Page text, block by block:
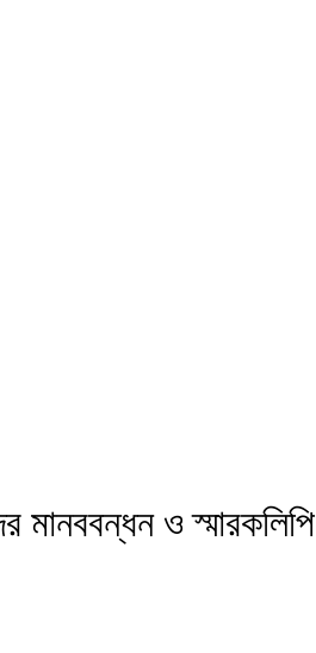
মানববন্ধন ও স্মারকলিপি